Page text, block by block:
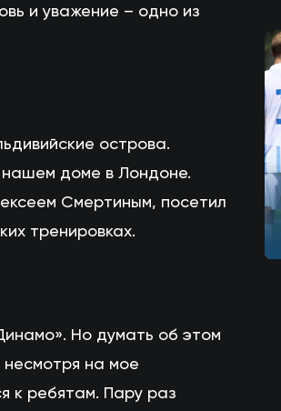
и уважение – одно из
острова.
нашем доме в Лондоне.
Смертиным, посетил
тренировках.
Но думать об этом
на мое
к ребятам. Пару раз